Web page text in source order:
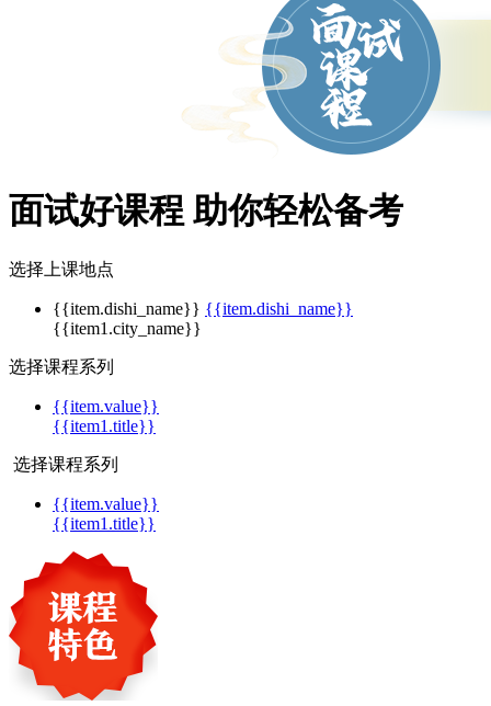
面试好课程 助你轻松备考
选择上课地点
{{item.dishi_name}} {{item.dishi_name}}
{{item1.city_name}}
选择课程系列
{{item.value}}
{{item1.title}}
选择课程系列
{{item.value}}
{{item1.title}}